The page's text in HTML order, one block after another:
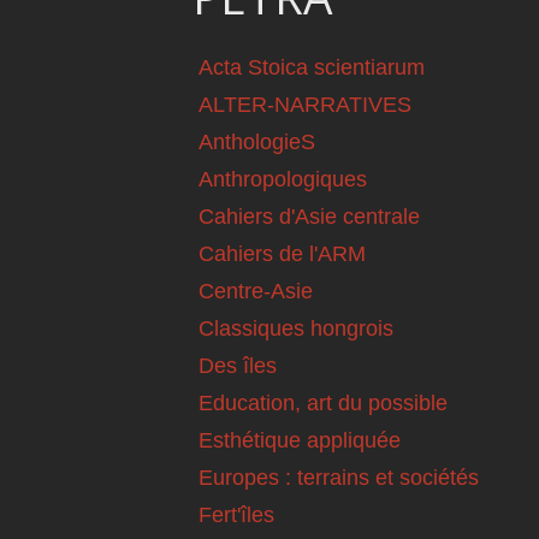
Acta Stoica scientiarum
ALTER-NARRATIVES
AnthologieS
Anthropologiques
Cahiers d'Asie centrale
Cahiers de l'ARM
Centre-Asie
Classiques hongrois
Des îles
Education, art du possible
Esthétique appliquée
Europes : terrains et sociétés
Fert'îles